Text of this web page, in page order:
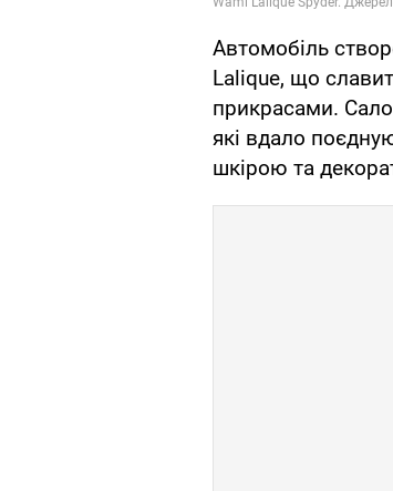
Автомобіль
Lalique, що
прикрасами.
які вдало
шкірою та